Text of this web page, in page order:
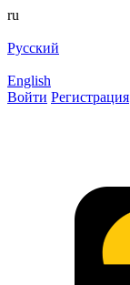
ru
Русский
English
Войти Регистрация